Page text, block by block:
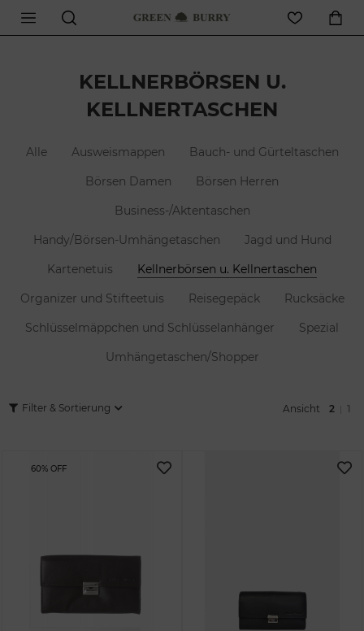
KELLNERBÖRSEN U.
KELLNERTASCHEN
Alle Ausweismappen
Bauch- und Gürteltaschen
Börsen Damen
Börsen Herren
Business-/Aktentaschen
Handy/Börsen-Umhängetaschen
Jagd und Hund
Kartenetuis
Kellnerbörsen u. Kellnertaschen
Organizer und Stifteetuis
Reisegepäck
Rucksäcke
Schlüsselmäppchen und Schlüsselanhänger
Spezial
Umhängetaschen/Shopper
Filter & Sortierung Ansicht 2 1
60% OFF